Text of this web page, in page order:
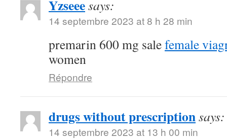
Yzseeesays:
14 septembre 2023 at 8 h 28 min
premarin 600 mg salefemale
women
Répondre
drugs without prescriptionsays:
14 septembre 2023 at 13 h 00 min